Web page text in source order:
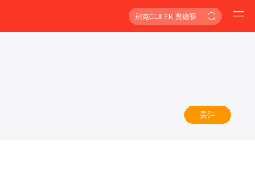
别克GL8 PK 奥德赛
关注